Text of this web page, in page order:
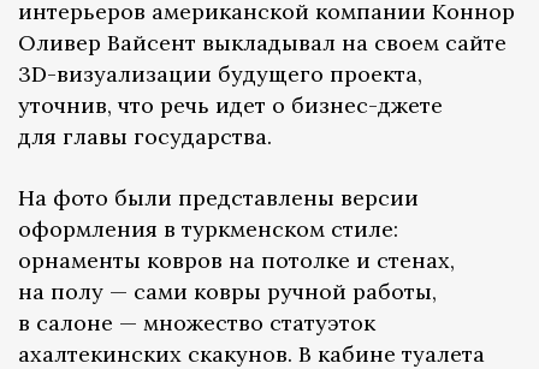
интерьеров американской компании Коннор
Оливер Вайсент выкладывал на своем сайте
3D-визуализации будущего проекта,
уточнив, что речь идет о бизнес-джете
для главы государства.
На фото были представлены версии
оформления в туркменском стиле:
орнаменты ковров на потолке и стенах,
на полу — сами ковры ручной работы,
в салоне — множество статуэток
ахалтекинских скакунов. В кабине туалета